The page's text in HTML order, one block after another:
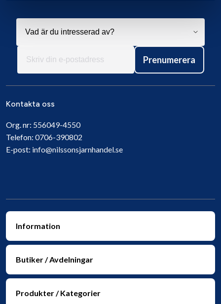
Prenumerera
Kontakta oss
Org. nr: 556049-4550
Telefon: 0706-390802
E-post: info@nilssonsjarnhandel.se
Information
Butiker / Avdelningar
Produkter / Kategorier